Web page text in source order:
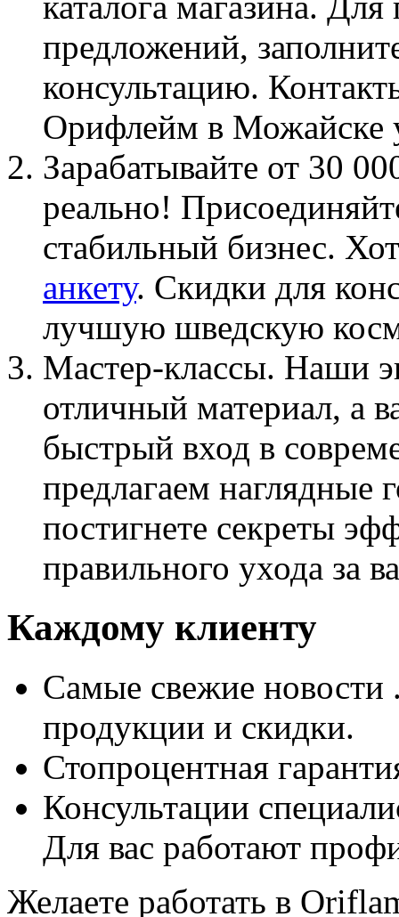
предложений,
консультацию.
Орифлейм в Можайске
Зарабатывайте от 30
реально!
стабильный бизнес.
анкету. Скидки для
лучшую шведскую
Мастер-классы. Наши
отличный материал, а
быстрый вход в
предлагаем
постигнете секреты
правильного ухода за
Каждому клиенту
Самые свежие новости
продукции и скидки.
Стопроцентная
Консультации
Для вас работают
Желаете работать в